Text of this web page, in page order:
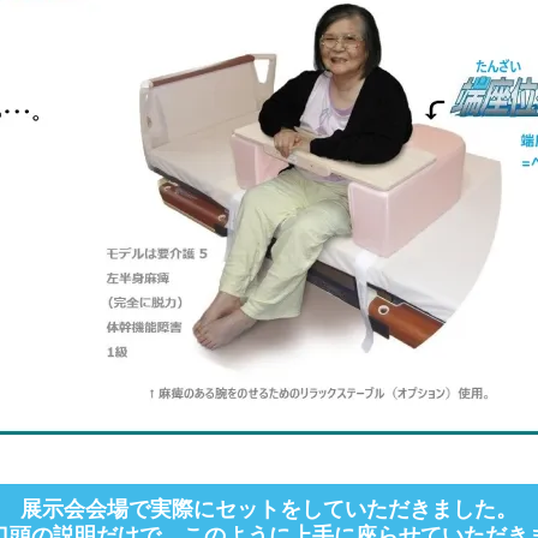
展示会会場で実際にセットをしていただきました。